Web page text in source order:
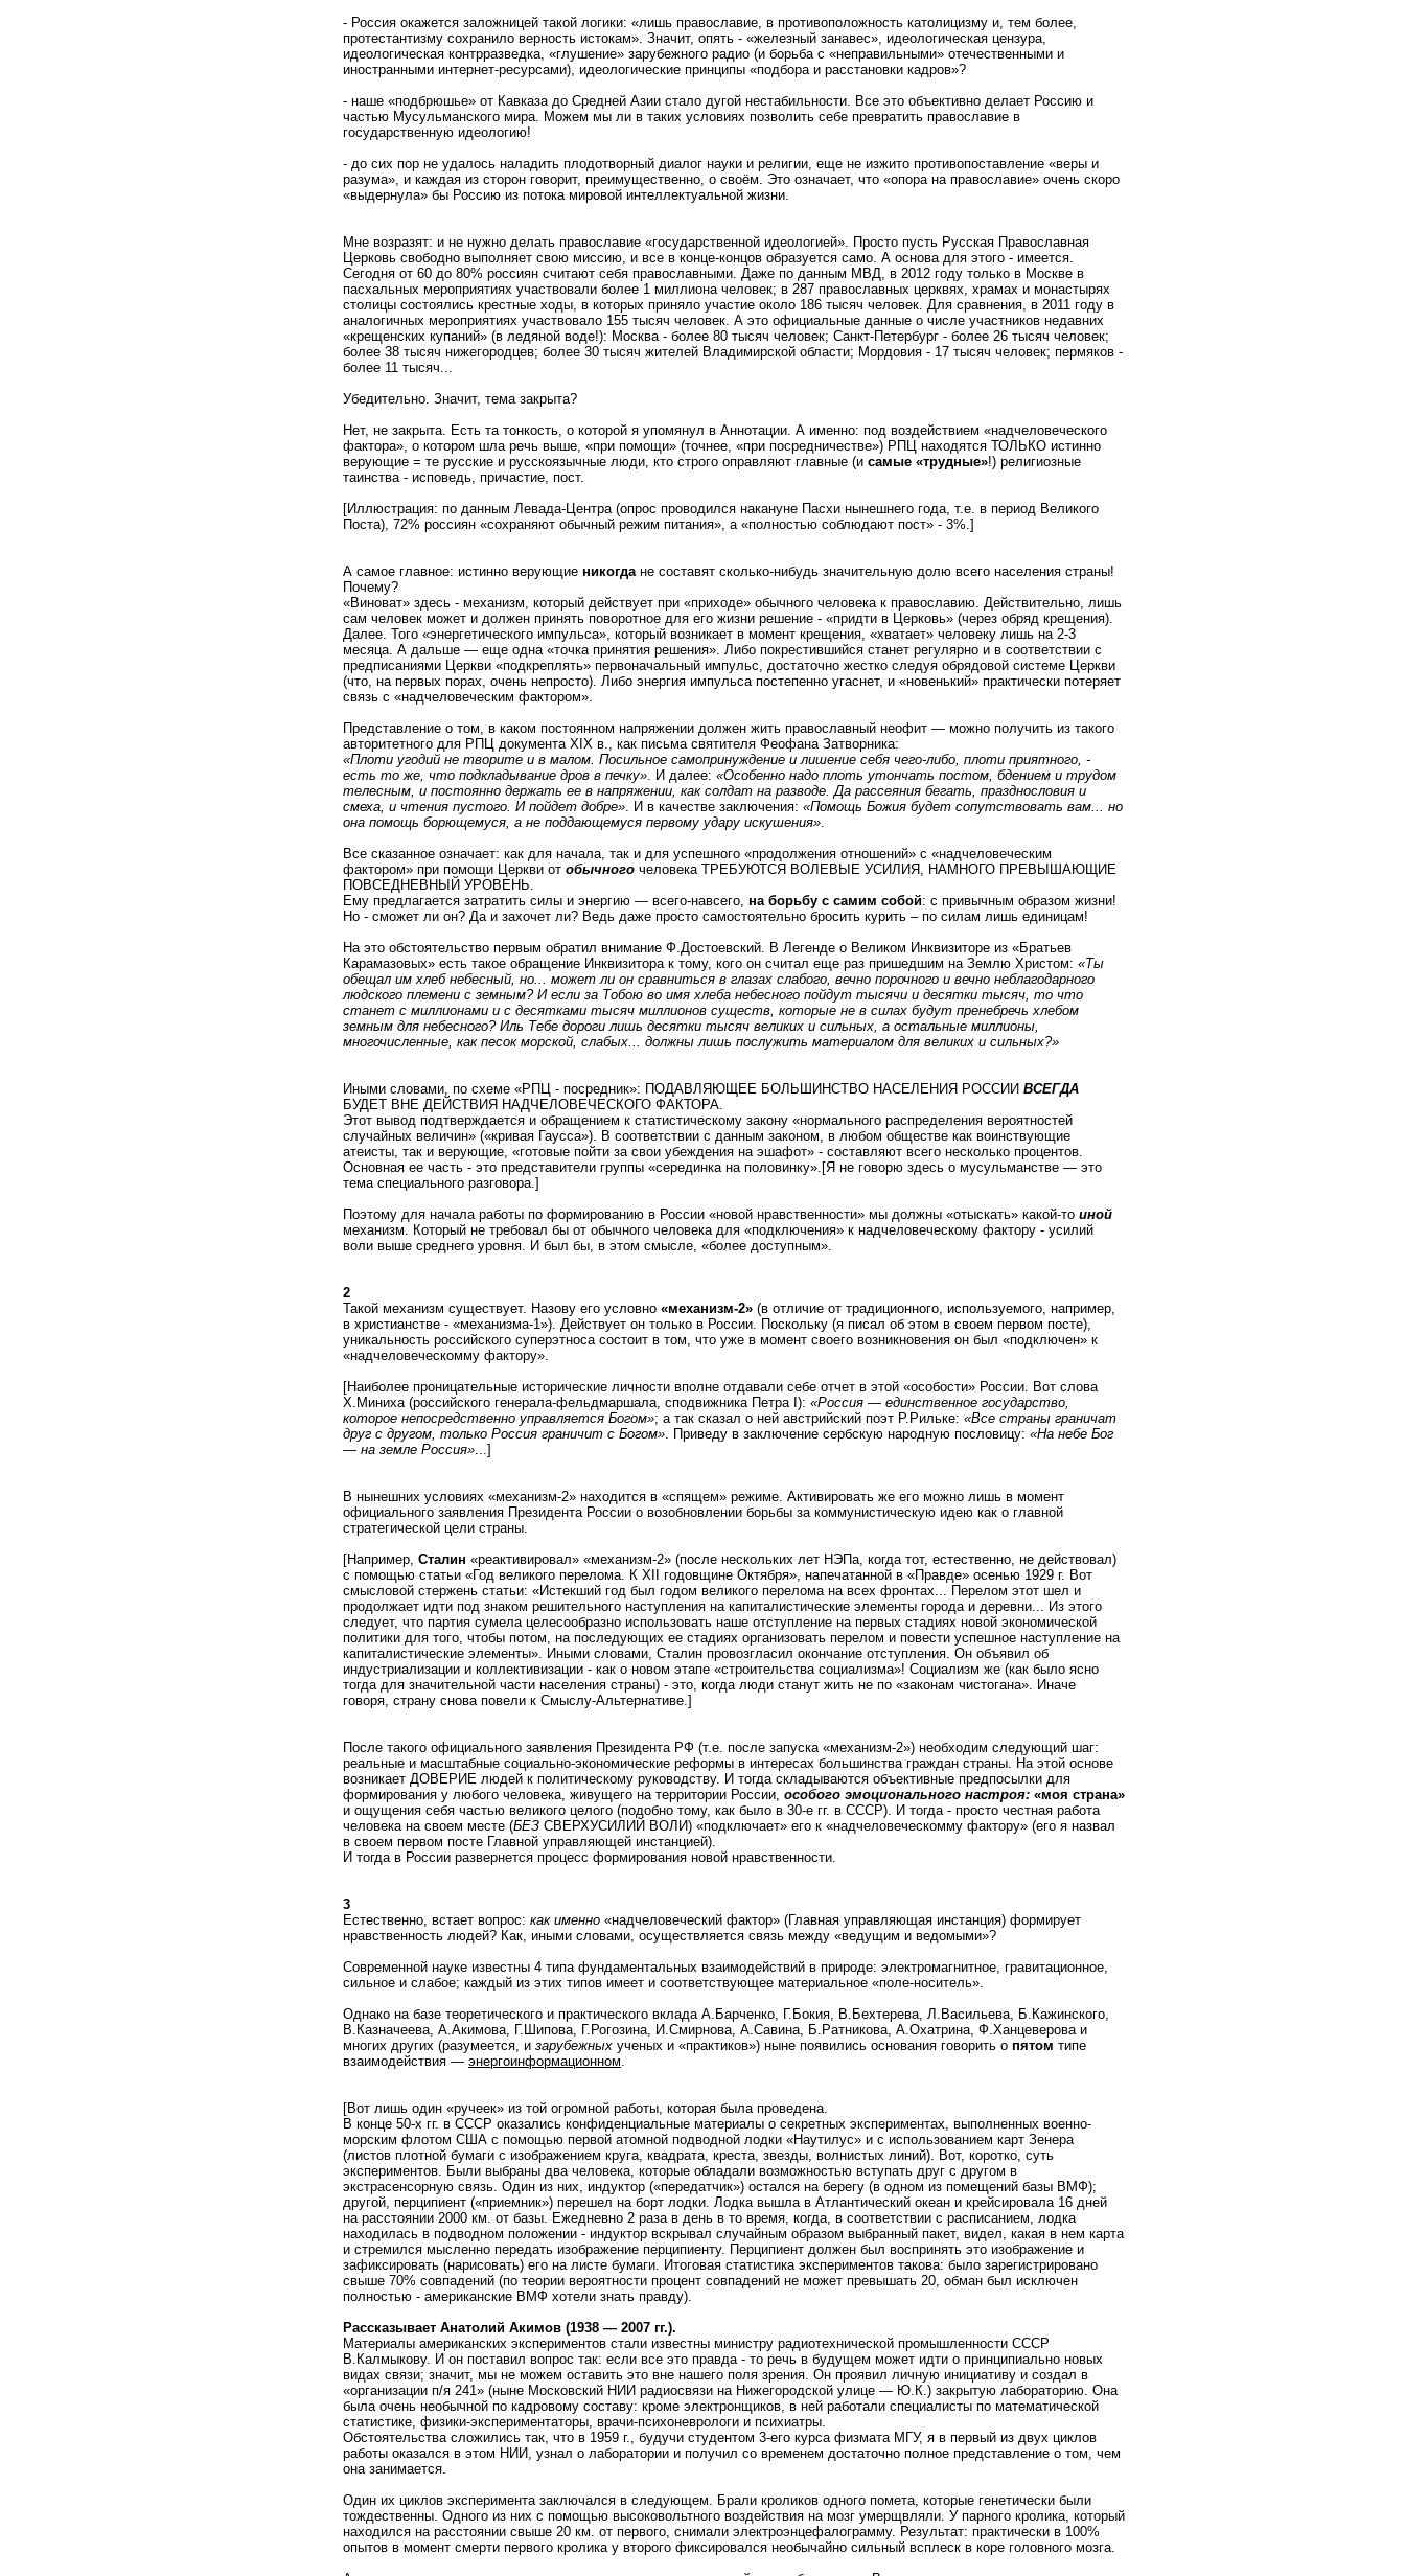
- Россия окажется заложницей такой логики: «лишь православие, в противоположность католицизму и, тем более,
протестантизму сохранило верность истокам». Значит, опять - «железный занавес», идеологическая цензура,
идеологическая контрразведка, «глушение» зарубежного радио (и борьба с «неправильными» отечественными и
иностранными интернет-ресурсами), идеологические принципы «подбора и расстановки кадров»?
- наше «подбрюшье» от Кавказа до Средней Азии стало дугой нестабильности. Все это объективно делает Россию и
частью Мусульманского мира. Можем мы ли в таких условиях позволить себе превратить православие в
государственную идеологию!
- до сих пор не удалось наладить плодотворный диалог науки и религии, еще не изжито противопоставление «веры и
разума», и каждая из сторон говорит, преимущественно, о своём. Это означает, что «опора на православие» очень скоро
«выдернула» бы Россию из потока мировой интеллектуальной жизни.
Мне возразят: и не нужно делать православие «государственной идеологией». Просто пусть Русская Православная
Церковь свободно выполняет свою миссию, и все в конце-концов образуется само. А основа для этого - имеется.
Сегодня от 60 до 80% россиян считают себя православными. Даже по данным МВД, в 2012 году только в Москве в
пасхальных мероприятиях участвовали более 1 миллиона человек; в 287 православных церквях, храмах и монастырях
столицы состоялись крестные ходы, в которых приняло участие около 186 тысяч человек. Для сравнения, в 2011 году в
аналогичных мероприятиях участвовало 155 тысяч человек. А это официальные данные о числе участников недавних
«крещенских купаний» (в ледяной воде!): Москва - более 80 тысяч человек; Санкт-Петербург - более 26 тысяч человек;
более 38 тысяч нижегородцев; более 30 тысяч жителей Владимирской области; Мордовия - 17 тысяч человек; пермяков -
более 11 тысяч...
Убедительно. Значит, тема закрыта?
Нет, не закрыта. Есть та тонкость, о которой я упомянул в Аннотации. А именно: под воздействием «надчеловеческого
фактора», о котором шла речь выше, «при помощи» (точнее, «при посредничестве») РПЦ находятся ТОЛЬКО истинно
верующие = те русские и русскоязычные люди, кто строго оправляют главные (и самые «трудные»!) религиозные
таинства - исповедь, причастие, пост.
[Иллюстрация: по данным Левада-Центра (опрос проводился накануне Пасхи нынешнего года, т.е. в период Великого
Поста), 72% россиян «сохраняют обычный режим питания», а «полностью соблюдают пост» - 3%.]
А самое главное: истинно верующие никогда не составят сколько-нибудь значительную долю всего населения страны!
Почему?
«Виноват» здесь - механизм, который действует при «приходе» обычного человека к православию. Действительно, лишь
сам человек может и должен принять поворотное для его жизни решение - «придти в Церковь» (через обряд крещения).
Далее. Того «энергетического импульса», который возникает в момент крещения, «хватает» человеку лишь на 2-3
месяца. А дальше — еще одна «точка принятия решения». Либо покрестившийся станет регулярно и в соответствии с
предписаниями Церкви «подкреплять» первоначальный импульс, достаточно жестко следуя обрядовой системе Церкви
(что, на первых порах, очень непросто). Либо энергия импульса постепенно угаснет, и «новенький» практически потеряет
связь с «надчеловеческим фактором».
Представление о том, в каком постоянном напряжении должен жить православный неофит — можно получить из такого
авторитетного для РПЦ документа XIX в., как письма святителя Феофана Затворника:
«Плоти угодий не творите и в малом. Посильное самопринуждение и лишение себя чего-либо, плоти приятного, -
есть то же, что подкладывание дров в печку». И далее: «Особенно надо плоть утончать постом, бдением и трудом
телесным, и постоянно держать ее в напряжении, как солдат на разводе. Да рассеяния бегать, празднословия и
смеха, и чтения пустого. И пойдет добре». И в качестве заключения: «Помощь Божия будет сопутствовать вам... но
она помощь борющемуся, а не поддающемуся первому удару искушения».
Все сказанное означает: как для начала, так и для успешного «продолжения отношений» с «надчеловеческим
фактором» при помощи Церкви от обычного человека ТРЕБУЮТСЯ ВОЛЕВЫЕ УСИЛИЯ, НАМНОГО ПРЕВЫШАЮЩИЕ
ПОВСЕДНЕВНЫЙ УРОВЕНЬ.
Ему предлагается затратить силы и энергию — всего-навсего, на борьбу с самим собой: с привычным образом жизни!
Но - сможет ли он? Да и захочет ли? Ведь даже просто самостоятельно бросить курить – по силам лишь единицам!
На это обстоятельство первым обратил внимание Ф.Достоевский. В Легенде о Великом Инквизиторе из «Братьев
Карамазовых» есть такое обращение Инквизитора к тому, кого он считал еще раз пришедшим на Землю Христом: «Ты
обещал им хлеб небесный, но... может ли он сравниться в глазах слабого, вечно порочного и вечно неблагодарного
людского племени с земным? И если за Тобою во имя хлеба небесного пойдут тысячи и десятки тысяч, то что
станет с миллионами и с десятками тысяч миллионов существ, которые не в силах будут пренебречь хлебом
земным для небесного? Иль Тебе дороги лишь десятки тысяч великих и сильных, а остальные миллионы,
многочисленные, как песок морской, слабых... должны лишь послужить материалом для великих и сильных?»
Иными словами, по схеме «РПЦ - посредник»: ПОДАВЛЯЮЩЕЕ БОЛЬШИНСТВО НАСЕЛЕНИЯ РОССИИ ВСЕГДА
БУДЕТ ВНЕ ДЕЙСТВИЯ НАДЧЕЛОВЕЧЕСКОГО ФАКТОРА.
Этот вывод подтверждается и обращением к статистическому закону «нормального распределения вероятностей
случайных величин» («кривая Гаусса»). В соответствии с данным законом, в любом обществе как воинствующие
атеисты, так и верующие, «готовые пойти за свои убеждения на эшафот» - составляют всего несколько процентов.
Основная ее часть - это представители группы «серединка на половинку».[Я не говорю здесь о мусульманстве — это
тема специального разговора.]
Поэтому для начала работы по формированию в России «новой нравственности» мы должны «отыскать» какой-то иной
механизм. Который не требовал бы от обычного человека для «подключения» к надчеловеческому фактору - усилий
воли выше среднего уровня. И был бы, в этом смысле, «более доступным».
2
Такой механизм существует. Назову его условно «механизм-2» (в отличие от традиционного, используемого, например,
в христианстве - «механизма-1»). Действует он только в России. Поскольку (я писал об этом в своем первом посте),
уникальность российского суперэтноса состоит в том, что уже в момент своего возникновения он был «подключен» к
«надчеловеческомму фактору».
[Наиболее проницательные исторические личности вполне отдавали себе отчет в этой «особости» России. Вот слова
Х.Миниха (российского генерала-фельдмаршала, сподвижника Петра I): «Россия — единственное государство,
которое непосредственно управляется Богом»; а так сказал о ней австрийский поэт Р.Рильке: «Все страны граничат
друг с другом, только Россия граничит с Богом». Приведу в заключение сербскую народную пословицу: «На небе Бог
— на земле Россия»...]
В нынешних условиях «механизм-2» находится в «спящем» режиме. Активировать же его можно лишь в момент
официального заявления Президента России о возобновлении борьбы за коммунистическую идею как о главной
стратегической цели страны.
[Например, Сталин «реактивировал» «механизм-2» (после нескольких лет НЭПа, когда тот, естественно, не действовал)
с помощью статьи «Год великого перелома. К ХII годовщине Октября», напечатанной в «Правде» осенью 1929 г. Вот
смысловой стержень статьи: «Истекший год был годом великого перелома на всех фронтах... Перелом этот шел и
продолжает идти под знаком решительного наступления на капиталистические элементы города и деревни... Из этого
следует, что партия сумела целесообразно использовать наше отступление на первых стадиях новой экономической
политики для того, чтобы потом, на последующих ее стадиях организовать перелом и повести успешное наступление на
капиталистические элементы». Иными словами, Сталин провозгласил окончание отступления. Он объявил об
индустриализации и коллективизации - как о новом этапе «строительства социализма»! Социализм же (как было ясно
тогда для значительной части населения страны) - это, когда люди станут жить не по «законам чистогана». Иначе
говоря, страну снова повели к Смыслу-Альтернативе.]
После такого официального заявления Президента РФ (т.е. после запуска «механизм-2») необходим следующий шаг:
реальные и масштабные социально-экономические реформы в интересах большинства граждан страны. На этой основе
возникает ДОВЕРИЕ людей к политическому руководству. И тогда складываются объективные предпосылки для
формирования у любого человека, живущего на территории России, особого эмоционального настроя: «моя страна»
и ощущения себя частью великого целого (подобно тому, как было в 30-е гг. в СССР). И тогда - просто честная работа
человека на своем месте (БЕЗ СВЕРХУСИЛИЙ ВОЛИ) «подключает» его к «надчеловеческомму фактору» (его я назвал
в своем первом посте Главной управляющей инстанцией).
И тогда в России развернется процесс формирования новой нравственности.
3
Естественно, встает вопрос: как именно «надчеловеческий фактор» (Главная управляющая инстанция) формирует
нравственность людей? Как, иными словами, осуществляется связь между «ведущим и ведомыми»?
Современной науке известны 4 типа фундаментальных взаимодействий в природе: электромагнитное, гравитационное,
сильное и слабое; каждый из этих типов имеет и соответствующее материальное «поле-носитель».
Однако на базе теоретического и практического вклада А.Барченко, Г.Бокия, В.Бехтерева, Л.Васильева, Б.Кажинского,
В.Казначеева, А.Акимова, Г.Шипова, Г.Рогозина, И.Смирнова, А.Савина, Б.Ратникова, А.Охатрина, Ф.Ханцеверова и
многих других (разумеется, и зарубежных ученых и «практиков») ныне появились основания говорить о пятом типе
взаимодействия — энергоинформационном.
[Вот лишь один «ручеек» из той огромной работы, которая была проведена.
В конце 50-х гг. в СССР оказались конфиденциальные материалы о секретных экспериментах, выполненных военно-
морским флотом США с помощью первой атомной подводной лодки «Наутилус» и с использованием карт Зенера
(листов плотной бумаги с изображением круга, квадрата, креста, звезды, волнистых линий). Вот, коротко, суть
экспериментов. Были выбраны два человека, которые обладали возможностью вступать друг с другом в
экстрасенсорную связь. Один из них, индуктор («передатчик») остался на берегу (в одном из помещений базы ВМФ);
другой, перципиент («приемник») перешел на борт лодки. Лодка вышла в Атлантический океан и крейсировала 16 дней
на расстоянии 2000 км. от базы. Ежедневно 2 раза в день в то время, когда, в соответствии с расписанием, лодка
находилась в подводном положении - индуктор вскрывал случайным образом выбранный пакет, видел, какая в нем карта
и стремился мысленно передать изображение перципиенту. Перципиент должен был воспринять это изображение и
зафиксировать (нарисовать) его на листе бумаги. Итоговая статистика экспериментов такова: было зарегистрировано
свыше 70% совпадений (по теории вероятности процент совпадений не может превышать 20, обман был исключен
полностью - американские ВМФ хотели знать правду).
Рассказывает Анатолий Акимов (1938 — 2007 гг.).
Материалы американских экспериментов стали известны министру радиотехнической промышленности СССР
В.Калмыкову. И он поставил вопрос так: если все это правда - то речь в будущем может идти о принципиально новых
видах связи; значит, мы не можем оставить это вне нашего поля зрения. Он проявил личную инициативу и создал в
«организации п/я 241» (ныне Московский НИИ радиосвязи на Нижегородской улице — Ю.К.) закрытую лабораторию. Она
была очень необычной по кадровому составу: кроме электронщиков, в ней работали специалисты по математической
статистике, физики-экспериментаторы, врачи-психоневрологи и психиатры.
Обстоятельства сложились так, что в 1959 г., будучи студентом 3-его курса физмата МГУ, я в первый из двух циклов
работы оказался в этом НИИ, узнал о лаборатории и получил со временем достаточно полное представление о том, чем
она занимается.
Один их циклов эксперимента заключался в следующем. Брали кроликов одного помета, которые генетически были
тождественны. Одного из них с помощью высоковольтного воздействия на мозг умерщвляли. У парного кролика, который
находился на расстоянии свыше 20 км. от первого, снимали электроэнцефалограмму. Результат: практически в 100%
опытов в момент смерти первого кролика у второго фиксировался необычайно сильный всплеск в коре головного мозга.